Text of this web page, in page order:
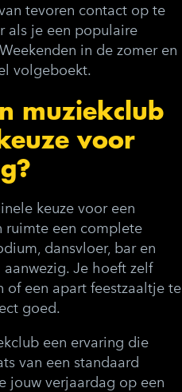
tevoren contact op te
als je een populaire
in de zomer en
volgeboekt.
muziekclub
voor
keuze voor een
ruimte een complete
dansvloer, bar en
Je hoeft zelf
of een apart feestzaaltje te
goed.
een ervaring die
van een standaard
jouw verjaardag op een